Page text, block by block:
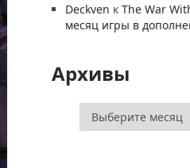
Deckven кThe War
месяц игры в
Архивы
Архивы